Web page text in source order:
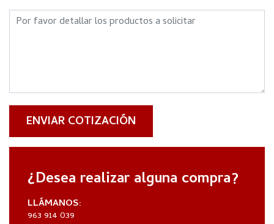
ENVIAR COTIZACIÓN
¿Desea realizar alguna compra?
LLÁMANOS:
963 914 039